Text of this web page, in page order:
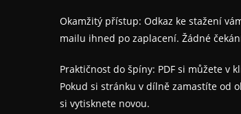
Okamžitý přístup: Odkaz ke stažení
mailu ihned po zaplacení. Žádné
Praktičnost do špíny: PDF si můžete v
Pokud si stránku v dílně zamastíte od
si vytisknete novou.